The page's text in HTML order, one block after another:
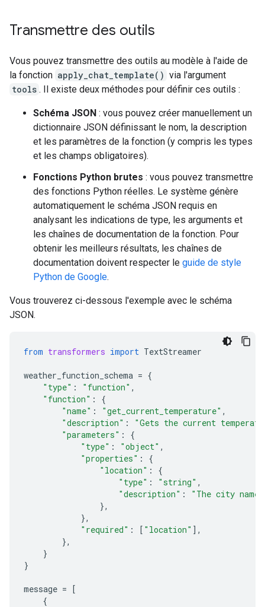
Transmettre des outils
Vous pouvez transmettre des outils au modèle à l'aide de
la fonction apply_chat_template() via l'argument
tools . Il existe deux méthodes pour définir ces outils :
Schéma JSON : vous pouvez créer manuellement un
dictionnaire JSON définissant le nom, la description
et les paramètres de la fonction (y compris les types
et les champs obligatoires).
Fonctions Python brutes : vous pouvez transmettre
des fonctions Python réelles. Le système génère
automatiquement le schéma JSON requis en
analysant les indications de type, les arguments et
les chaînes de documentation de la fonction. Pour
obtenir les meilleurs résultats, les chaînes de
documentation doivent respecter le guide de style
Python de Google.
Vous trouverez ci-dessous l'exemple avec le schéma
JSON.
from transformers import TextStreamer
weather_function_schema = {
"type" : "function" ,
"function" :
{
"name" : "get_current_temperature" ,
"description" :
"Gets the current
"parameters" :
{
"type" : "object" ,
"properties" :
{
"location" :
{
"type" : "string" ,
"description" :
"The city
},
},
"required" : [ "location" ],
},
}
}
message = [
{